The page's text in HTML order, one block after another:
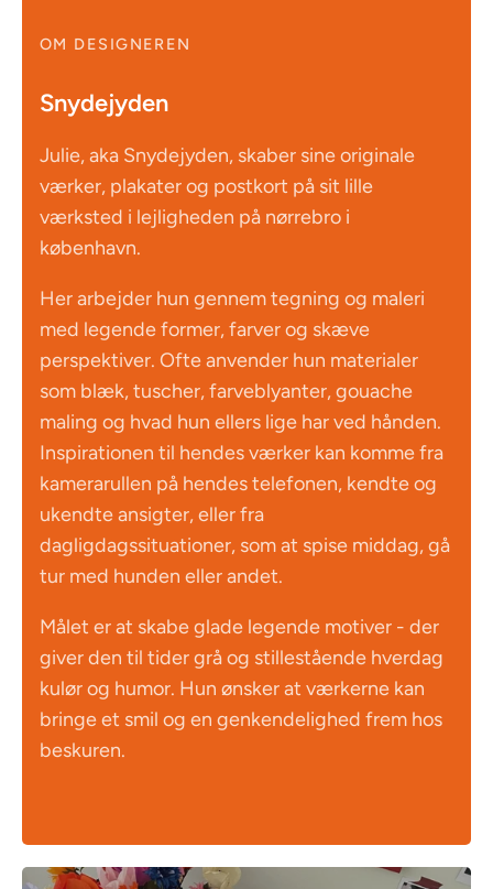
OM DESIGNEREN
Snydejyden
Julie, aka Snydejyden, skaber sine originale
værker, plakater og postkort på sit lille
værksted i lejligheden på nørrebro i
københavn.
Her arbejder hun gennem tegning og maleri
med legende former, farver og skæve
perspektiver. Ofte anvender hun materialer
som blæk, tuscher, farveblyanter, gouache
maling og hvad hun ellers lige har ved hånden.
Inspirationen til hendes værker kan komme fra
kamerarullen på hendes telefonen, kendte og
ukendte ansigter, eller fra
dagligdagssituationer, som at spise middag, gå
tur med hunden eller andet.
Målet er at skabe glade legende motiver - der
giver den til tider grå og stillestående hverdag
kulør og humor. Hun ønsker at værkerne kan
bringe et smil og en genkendelighed frem hos
beskuren.